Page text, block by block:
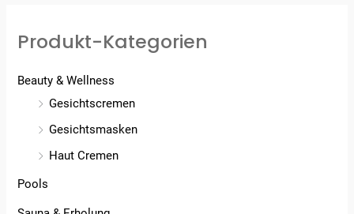
Produkt-Kategorien
Beauty & Wellness
Gesichtscremen
Gesichtsmasken
Haut Cremen
Pools